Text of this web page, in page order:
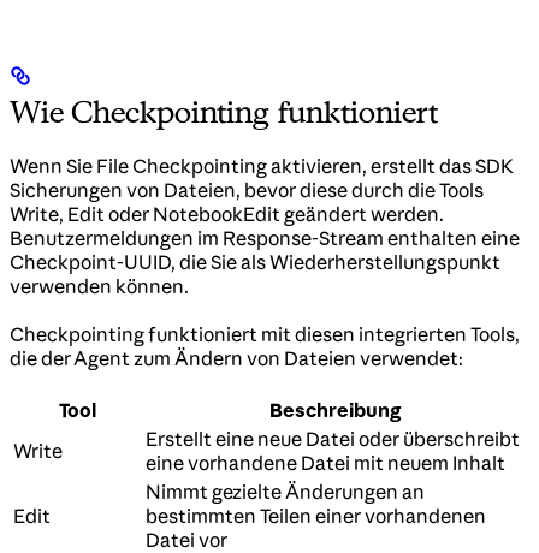
Wie Checkpointing funktioniert
Wenn Sie File Checkpointing aktivieren, erstellt das SDK
Sicherungen von Dateien, bevor diese durch die Tools
Write, Edit oder NotebookEdit geändert werden.
Benutzermeldungen im Response-Stream enthalten eine
Checkpoint-UUID, die Sie als Wiederherstellungspunkt
verwenden können.
Checkpointing funktioniert mit diesen integrierten Tools,
die der Agent zum Ändern von Dateien verwendet:
Tool
Beschreibung
Write
Erstellt eine neue Datei oder überschreibt
eine vorhandene Datei mit neuem Inhalt
Edit
Nimmt gezielte Änderungen an
bestimmten Teilen einer vorhandenen
Datei vor